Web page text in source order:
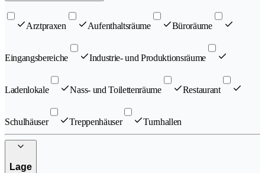
Arztpraxen Aufenthaltsräume Büroräume
Eingangsbereiche Industrie- und Produktionsräume
Ladenlokale Nass- und Toilettenräume Restaurant
Schulhäuser Treppenhäuser Turnhallen
Lage